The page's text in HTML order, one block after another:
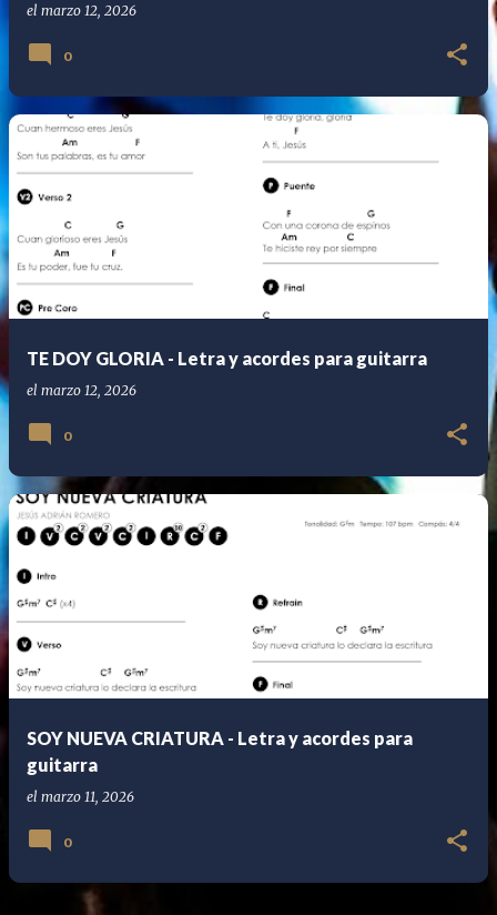
el marzo 12, 2026
0
TE DOY GLORIA - Letra y acordes para guitarra
el marzo 12, 2026
0
SOY NUEVA CRIATURA - Letra y acordes para
guitarra
el marzo 11, 2026
0